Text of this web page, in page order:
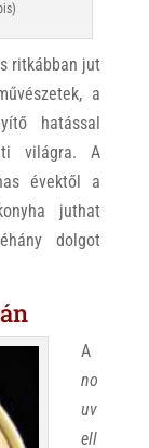
ritkábban jut
a
hatással
világra. A
évektől a
juthat
dolgot
A
no
uv
ell